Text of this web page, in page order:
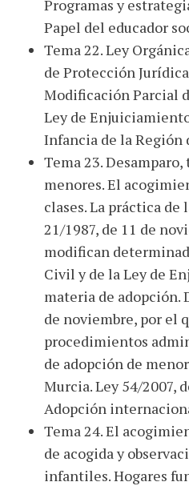
Programas y
Papel del educador
Tema 22. Ley
de Protección
Modificación Parcial
Ley de
Infancia de la Región
Tema 23.
menores. El
clases. La práctica de
21/1987, de 11 de
modifican
Civil y de la Ley de
materia de adopción.
de noviembre, por el
procedimientos
de adopción de
Murcia. Ley 54/2007,
Adopción
Tema 24. El
de acogida y
infantiles. Hogares